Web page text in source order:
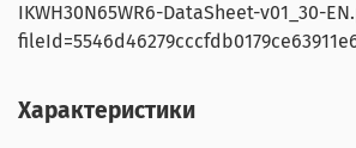
IKWH30N65WR6-DataSheet-v01_30-
Характеристики